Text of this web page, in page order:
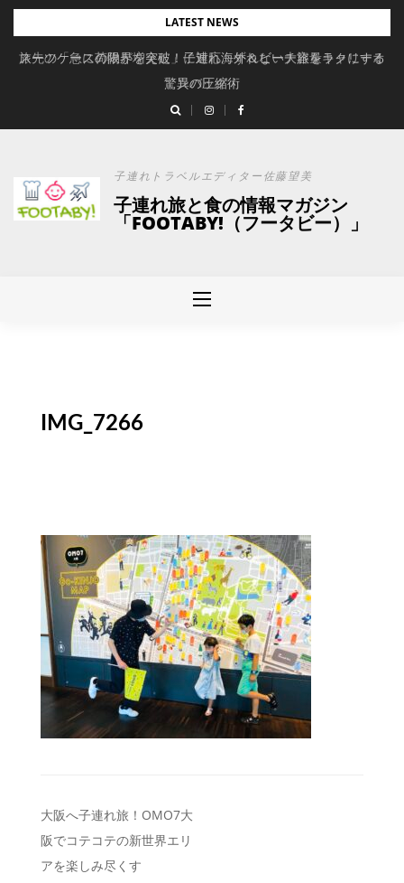
Skip
content
LATEST NEWS
旅先の「急に荷物が増えた」に対応。ずれない大容量キャリーオ
ンバッグ
スーツケースの限界を突破！子連れ海外＆ビーチ旅をラクにする
驚異の圧縮術
子連れトラベルエディター佐藤望美
子連れ旅と食の情報マガジン
「FOOTABY!（フータビー）」
IMG_7266
投
稿
ナ
大阪へ子連れ旅！OMO7大
阪でコテコテの新世界エリ
アを楽しみ尽くす